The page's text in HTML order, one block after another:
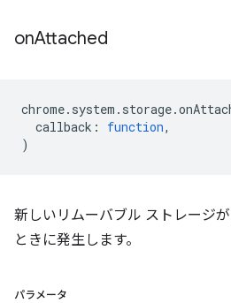
onAttached
chrome. system . storage.
callback : function,
)
新しいリムーバブル ストレージ
ときに発生します。
パラメータ